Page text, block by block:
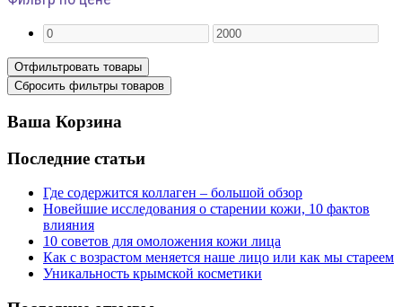
Ваша Корзина
Последние статьи
Где содержится коллаген – большой обзор
Новейшие исследования о старении кожи, 10 фактов
влияния
10 советов для омоложения кожи лица
Как с возрастом меняется наше лицо или как мы стареем
Уникальность крымской косметики